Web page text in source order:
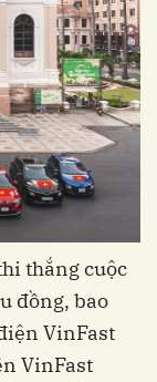
thắng cuộc
đồng, bao
VinFast
VinFast